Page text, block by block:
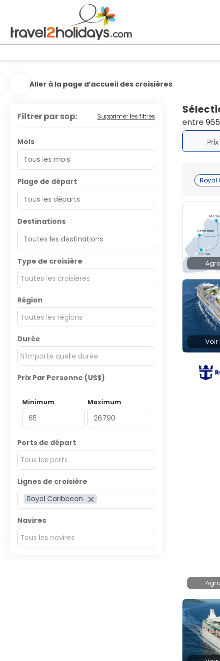
Aller à la page d’accueil des croisières
Filtrer par sop: Supprimer les filtres
Mois
Plage de départ
Destinations
Type de croisière
Toutes les croisières
Région
Toutes les régions
Durée
N’importe quelle durée
Prix Par Personne (US$)
Minimum Maximum
Ports de départ
Tous les ports
Lignes de croisière
Royal Caribbean
Navires
Tous les navires
entre
Royal
Voir